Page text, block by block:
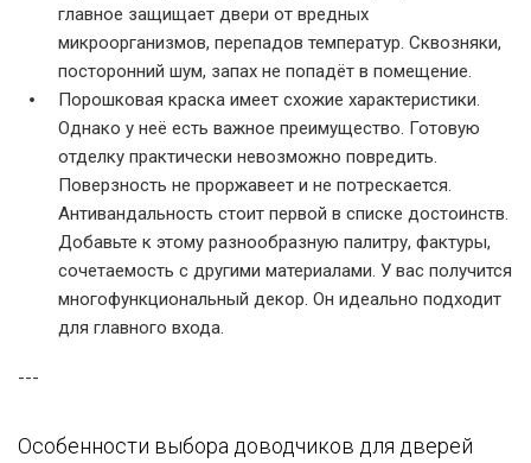
главное защищает двери от вредных
микроорганизмов, перепадов температур. Сквозняки,
посторонний шум, запах не попадёт в помещение.
Порошковая краска имеет схожие характеристики.
Однако у неё есть важное преимущество. Готовую
отделку практически невозможно повредить.
Поверзность не проржавеет и не потрескается.
Антивандальность стоит первой в списке достоинств.
Добавьте к этому разнообразную палитру, фактуры,
сочетаемость с другими материалами. У вас получится
многофункциональный декор. Он идеально подходит
для главного входа.
---
Особенности выбора доводчиков для дверей